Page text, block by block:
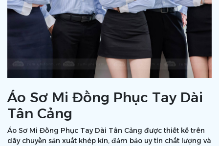
Áo Sơ Mi Đồng Phục Tay Dài
Tân Cảng
Áo Sơ Mi Đồng Phục Tay Dài Tân Cảng được thiết kế trên
dây chuyền sản xuất khép kín, đảm bảo uy tín chất lượng và